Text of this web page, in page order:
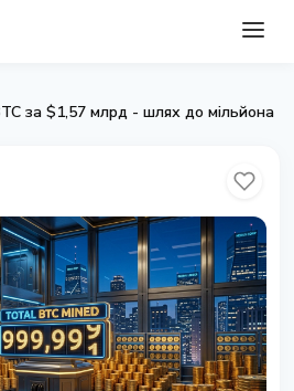
за $1,57 млрд - шлях до мільйона